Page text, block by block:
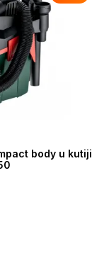
body u kutiji